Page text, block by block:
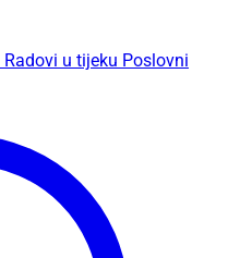
Radovi u tijeku Poslovni